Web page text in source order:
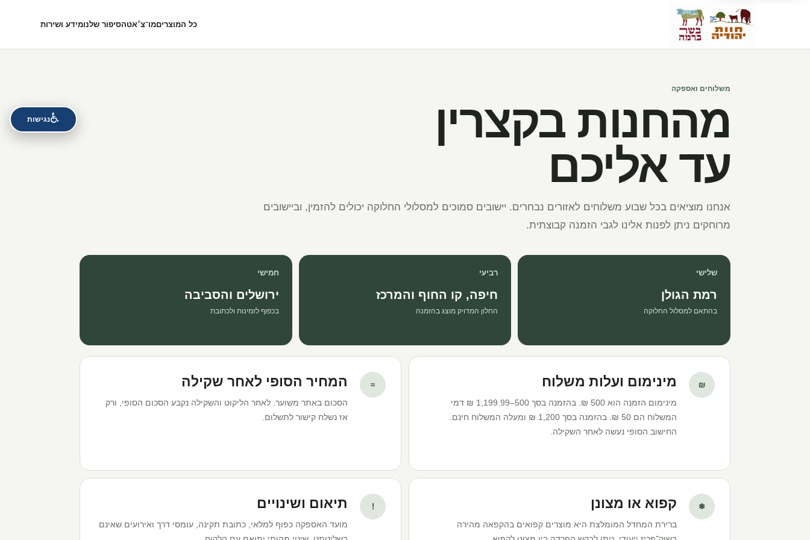
כל המוצריםמו־צ׳אטהסיפור שלנומידע ושירות
משלוחים ואספקה
מהחנות בקצרין
עד אליכם
אנחנו מוציאים בכל שבוע משלוחים לאזורים נבחרים. יישובים סמוכים למסלולי החלוקה יכולים להזמין, וביישובים
מרוחקים ניתן לפנות אלינו לגבי הזמנה קבוצתית.
שלישי
רמת הגולן
בהתאם למסלול החלוקה
רביעי
חיפה, קו החוף והמרכז
החלון המדויק מוצג בהזמנה
חמישי
ירושלים והסביבה
בכפוף לזמינות ולכתובת
₪ מינימום ועלות משלוח
מינימום הזמנה הוא 500 ₪. בהזמנה בסך 500–1,199.99 ₪ דמי
המשלוח הם 50 ₪. בהזמנה בסך 1,200 ₪ ומעלה המשלוח חינם.
החישוב הסופי נעשה לאחר השקילה.
≈ המחיר הסופי לאחר שקילה
הסכום באתר משוער. לאחר הליקוט והשקילה נקבע הסכום הסופי, ורק
אז נשלח קישור לתשלום.
❄ קפוא או מצונן
ברירת המחדל המומלצת היא מוצרים קפואים בהקפאה מהירה
! תיאום ושינויים
מועד האספקה כפוף למלאי, כתובת תקינה, עומסי דרך ואירועים שאינם
♿נגישות